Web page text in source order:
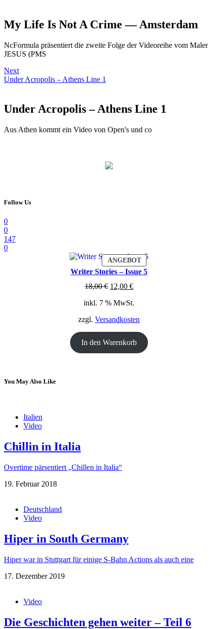
My Life Is Not A Crime — Amsterdam
NcFormula präsentiert die zweite Folge der Videoreihe vom Maler
JESUS (PMS
Next
Under Acropolis – Athens Line 1
Under Acropolis – Athens Line 1
Aus Athen kommt ein Video von Open's und co
Follow Us
0
0
147
0
ANGEBOTPRODUKT
IM
ANGEBOT
Writer Stories – Issue 5
18,00€ Ursprünglicher
war:
12,00 €Aktueller
ist:
inkl. 7 % MwSt.
zzgl. Versandkosten
In den Warenkorb
You May Also Like
Italien
Video
Chillin in Italia
Overtime pärsentiert „Chillen in Italia“
19. Februar 2018
Deutschland
Video
Hiper in South Germany
Hiper war in Stuttgart für einige S-Bahn Actions als auch eine
17. Dezember 2019
Video
Die Geschichten gehen weiter – Teil 6